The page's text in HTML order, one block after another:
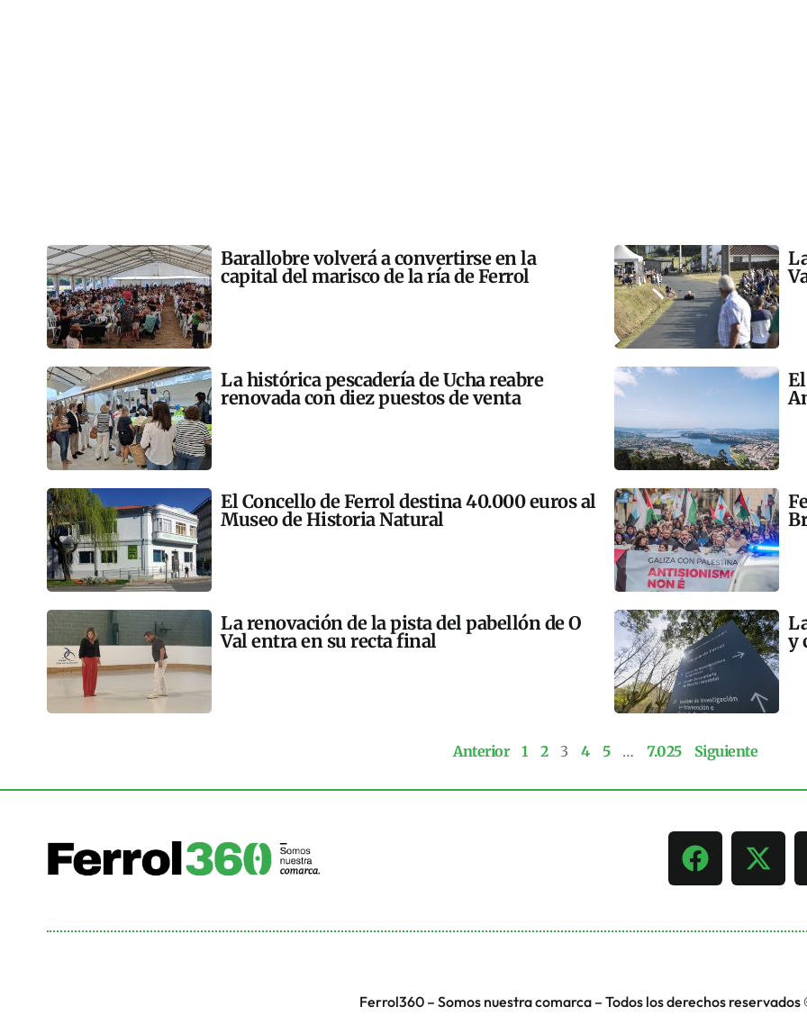
Barallobre volverá a convertirse en la
capital del marisco de la ría de Ferrol
La histórica pescadería de Ucha reabre
renovada con diez puestos de venta
El Concello de Ferrol destina 40.000 euros al
Museo de Historia Natural
La renovación de la pista del pabellón de O
Val entra en su recta final
y
Anterior 1 2 3 4 5 … 7.025 Siguiente
Ferrol360 – Somos nuestra comarca – Todos los derechos